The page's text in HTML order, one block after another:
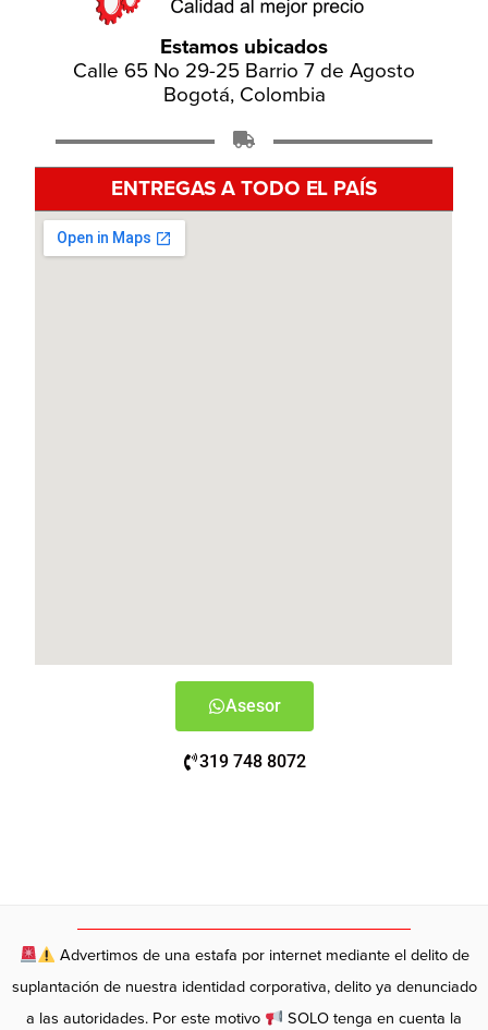
Estamos ubicados
Calle 65 No 29-25 Barrio 7 de Agosto
Bogotá, Colombia
ENTREGAS A TODO EL PAÍS
Asesor
319 748 8072
Advertimos de una estafa por internet mediante el delito de
suplantación de nuestra identidad corporativa, delito ya denunciado
a las autoridades. Por este motivo
SOLO tenga en cuenta la